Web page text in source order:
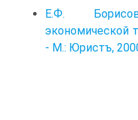
Е.Ф.
экономической
- М.: Юристъ,